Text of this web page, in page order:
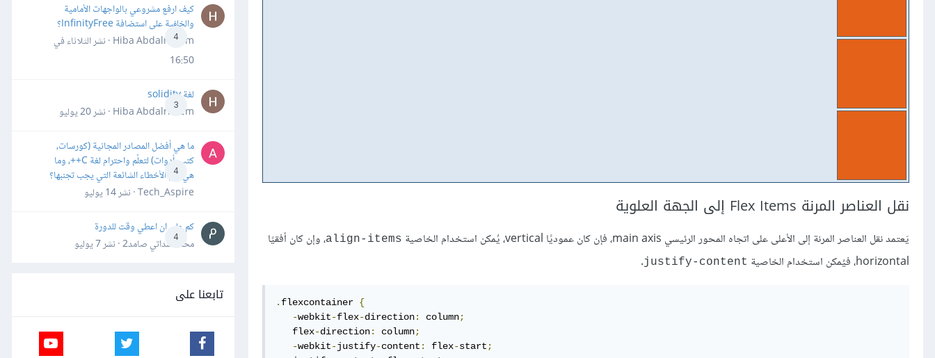
نقل العناصر المرنة Flex Items إلى الجهة العلوية
يَعتمد نقل العناصر المرنة إلى الأعلى على اتجاه المحور الرئيسي main axis، فإن كان عموديًا vertical، يُمكن استخدام الخاصية align-items، وإن كان أفقيًا
horizontal، فيُمكن استخدام الخاصية
justify-content
.
. flexcontainer {
-webkit-flex-direction: column;
   flex
-direction: column;
-webkit-justify-content : flex-start;
4
كيف ارفع مشروعي بالواجهات الأمامية
والخلفية على استضافة InfinityFree؟
Hiba Abdalrheem · نشر
الثلاثاء في
16:50
3
لغة solidity
Hiba Abdalrheem · نشر
20 يوليو
4
ما هي أفضل المصادر المجانية (كورسات،
كتب، أدوات) لتعلّم واحترام لغة C++، وما
هي أهم الأخطاء الشائعة التي يجب تجنبها؟
Tech_Aspire · نشر
14 يوليو
4
كم علي ان اعطي وقت للدورة
محمد سداتي صامد2 · نشر
7 يوليو
تابعنا على